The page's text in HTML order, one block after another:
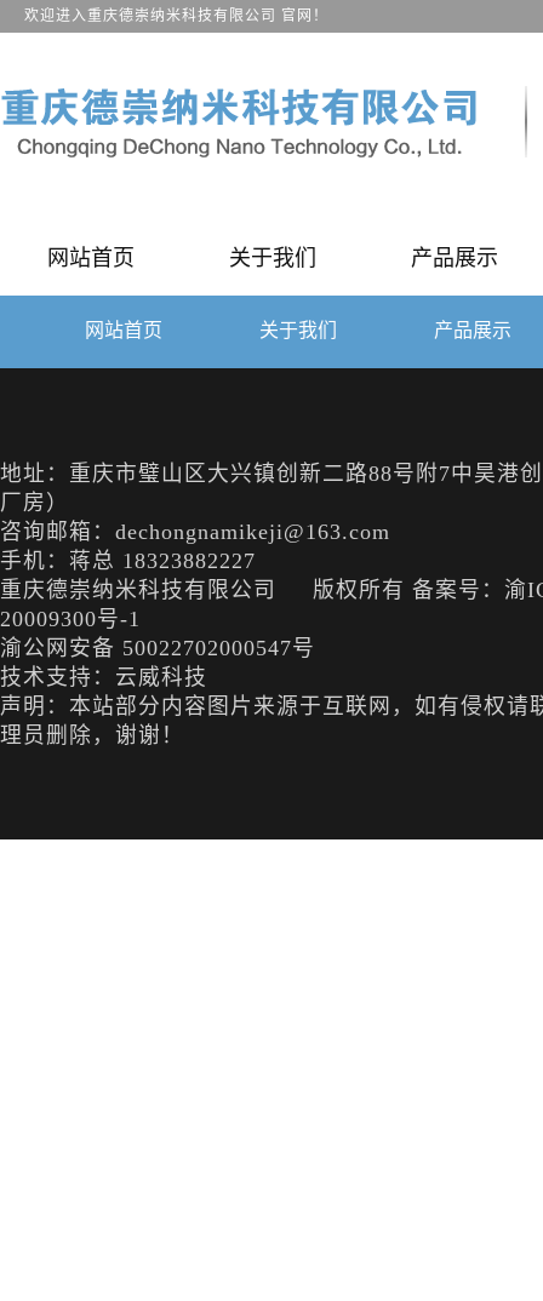
欢迎进入重庆德崇纳米科技有限公司 官网！
网站首页 关于我们 产品展示
网站首页 关于我们 产品展示
地址：重庆市璧山区大兴镇创新二路88号附7中昊港
厂房）
咨询邮箱：dechongnamikeji@163.com
手机：蒋总 18323882227
重庆德崇纳米科技有限公司 版权所有 备案号：渝
20009300号-1
渝公网安备 50022702000547号
技术支持：云威科技
声明：本站部分内容图片来源于互联网，如有侵权请
理员删除，谢谢！